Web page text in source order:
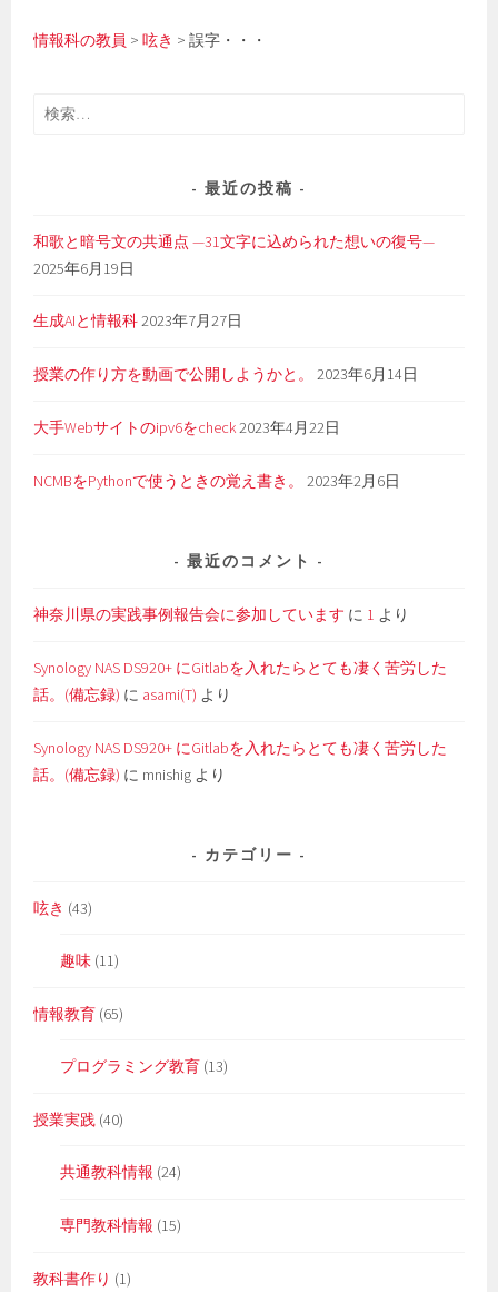
情報科の教員 >呟き >誤字・・・
検
最近の投稿
和歌と暗号文の共通点 —31文字に込められた想いの復号—
2025年6月19日
生成AIと情報科2023年7月27日
授業の作り方を動画で公開しようかと。 2023年6月14日
大手Webサイトのipv6をcheck2023年4月22日
NCMBをPythonで使うときの覚え書き。 2023年2月6日
最近のコメント
神奈川県の実践事例報告会に参加しています に 1 より
Synology NAS DS920+ にGitlabを入れたらとても凄く苦労した
話。(備忘録) に asami(T) より
Synology NAS DS920+ にGitlabを入れたらとても凄く苦労した
話。(備忘録) に mnishig より
カテゴリー
呟き (43)
趣味 (11)
情報教育 (65)
プログラミング教育 (13)
授業実践 (40)
共通教科情報 (24)
専門教科情報 (15)
教科書作り (1)